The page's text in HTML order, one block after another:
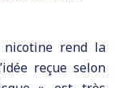
nicotine rend la
reçue selon